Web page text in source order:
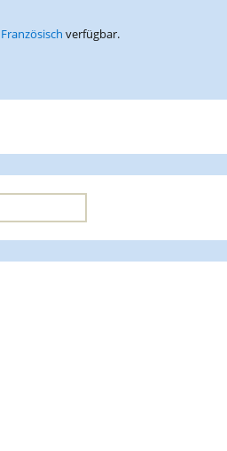
Französisch verfügbar.